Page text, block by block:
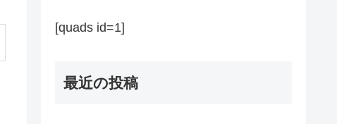
[quads id=1]
最近の投稿